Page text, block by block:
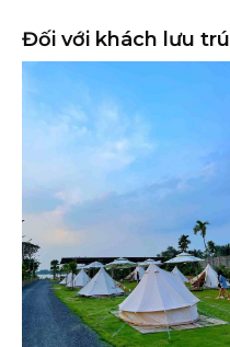
Đối với khách lưu trú